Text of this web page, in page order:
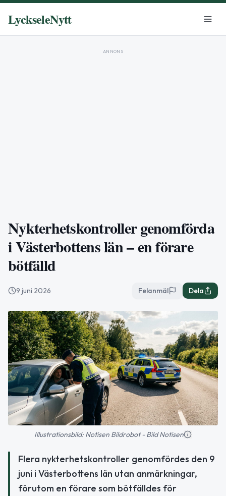
LyckseleNytt
ANNONS
Nykterhetskontroller genomförda
i Västerbottens län – en förare
bötfälld
9 juni 2026 Felanmäl Dela
Illustrationsbild: Notisen Bildrobot - Bild Notisen
Flera nykterhetskontroller genomfördes den 9
juni i Västerbottens län utan anmärkningar,
förutom en förare som bötfälldes för